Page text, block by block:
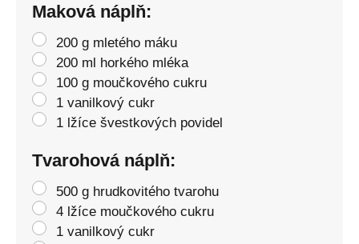
Maková náplň:
200 g mletého máku
200 ml horkého mléka
100 g moučkového cukru
1 vanilkový cukr
1 lžíce švestkových povidel
Tvarohová náplň:
500 g hrudkovitého tvarohu
4 lžíce moučkového cukru
1 vanilkový cukr